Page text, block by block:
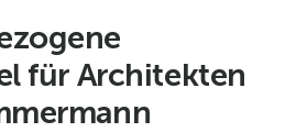
für Architekten